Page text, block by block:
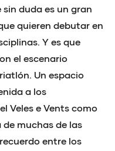
duda es un gran
quieren debutar en
Y es que
el escenario
Un espacio
a los
Veles e Vents como
muchas de las
entre los